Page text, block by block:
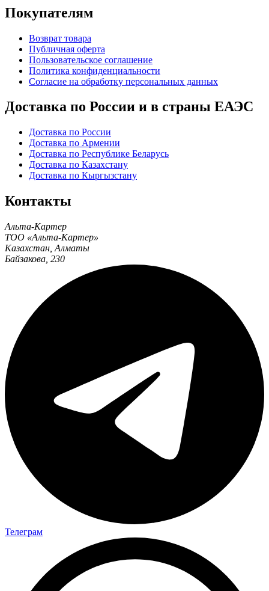
Покупателям
Возврат товара
Публичная оферта
Пользовательское соглашение
Политика конфиденциальности
Согласие на обработку персональных данных
Доставка по России и в страны ЕАЭС
Доставка по России
Доставка по Армении
Доставка по Республике Беларусь
Доставка по Казахстану
Доставка по Кыргызстану
Контакты
Альта-Картер
ТОО «Альта-Картер»
Казахстан Алматы
Байзакова, 230
Телеграм